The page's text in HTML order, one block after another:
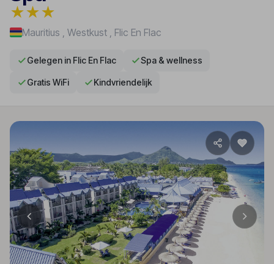
★★★
Mauritius , Westkust , Flic En Flac
Gelegen in Flic En Flac Spa & wellness
Gratis WiFi Kindvriendelijk